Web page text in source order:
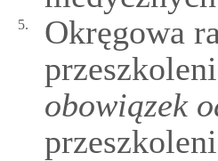
5.
Okręgowa
obowiązek